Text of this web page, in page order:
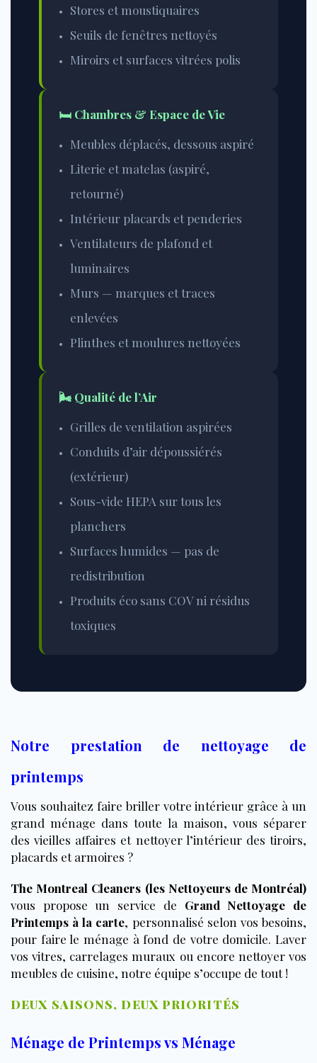
Stores et moustiquaires
Seuils de fenêtres nettoyés
Miroirs et surfaces vitrées polis
🛏️ Chambres & Espace de Vie
Meubles déplacés, dessous aspiré
Literie et matelas (aspiré,
retourné)
Intérieur placards et penderies
Ventilateurs de plafond et
luminaires
Murs — marques et traces
enlevées
Plinthes et moulures nettoyées
🌬️ Qualité de l’Air
Grilles de ventilation aspirées
Conduits d’air dépoussiérés
(extérieur)
Sous-vide HEPA sur tous les
planchers
Surfaces humides — pas de
redistribution
Produits éco sans COVni résidus
toxiques
Notre prestation de nettoyage de
printemps
Vous souhaitez faire briller votre intérieur grâce à un
grand ménage dans toute la maison, vous séparer
des vieilles affaires et nettoyer l’intérieur des tiroirs,
placards et armoires ?
The Montreal Cleaners (les Nettoyeurs de Montréal)
vous propose un service de Grand Nettoyage de
Printemps à la carte, personnalisé selon vos besoins,
pour faire le ménage à fond de votre domicile. Laver
vos vitres, carrelages muraux ou encore nettoyer vos
meubles de cuisine, notre équipe s’occupe de tout !
DEUX SAISONS, DEUX PRIORITÉS
Ménage de Printemps vs Ménage